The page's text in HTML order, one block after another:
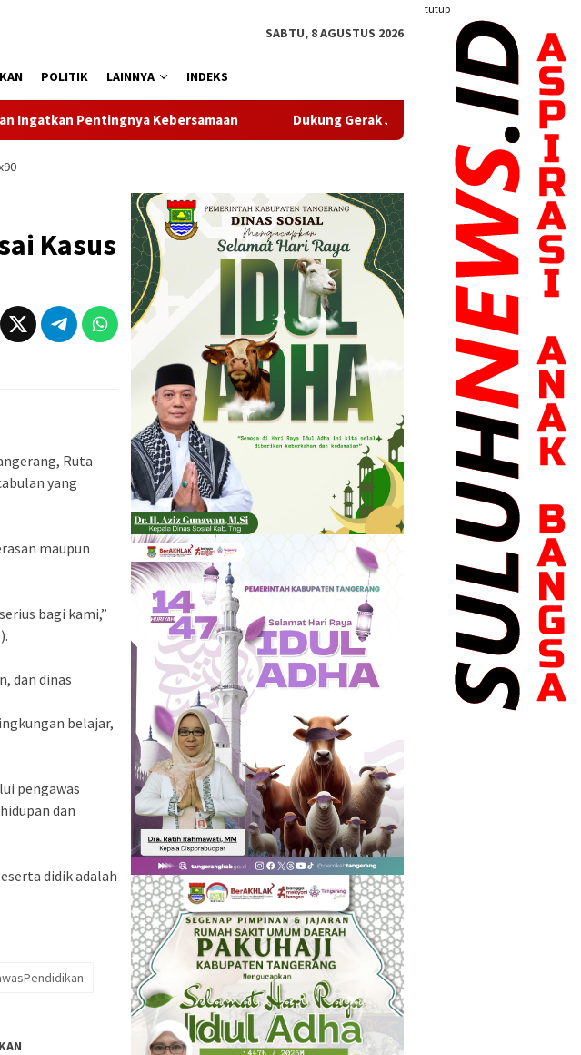
tutup
SABTU, 8 AGUSTUS 2026
POLITIK LAINNYA INDEKS
Kebersamaan Dukung Gerak Jalan Santai HUT RI, Puskesmas Pasir Nangka
Kasus
Ruta
yang
maupun
bagi kami,”
dan dinas
belajar,
pengawas
dan
didik adalah